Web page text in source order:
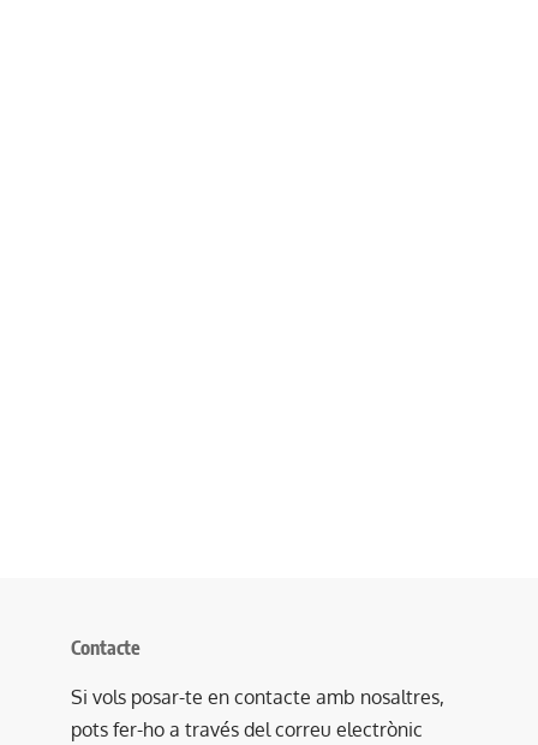
Contacte
Si vols posar-te en contacte amb nosaltres,
pots fer-ho a través del correu electrònic